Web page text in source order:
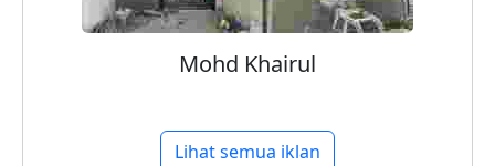
Mohd Khairul
Lihat semua iklan